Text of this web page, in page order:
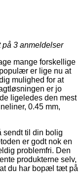
på 3 anmeldelser
mange forskellige
er lige nu at
mulighed for at
er jo
ligeledes den mest
0.45 mm,
sendt til din bolig
er godt nok en
problemfri. Den
produkterne selv,
du har bopæl tæt på